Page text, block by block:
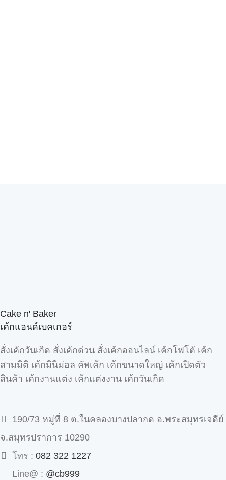
Cake n' Baker
เค้กแอนด์เบคเกอร์
สั่งเค้กวันเกิด สั่งเค้กด่วน สั่งเค้กออนไลน์ เค้กโฟโต้ เค้ก
สามมิติ เค้กมินิม่อล คัพเค้ก เค้กขนาดใหญ่ เค้กเปิดตัว
สินค้า เค้กงานแต่ง เค้กแต่งงาน เค้กวันเกิด
190/73 หมู่ที่ 8 ต.ในคลองบางปลากด อ.พระสมุทรเจดีย์
จ.สมุทรปราการ 10290
โทร : 082 322 1227
Line@ : @cb999